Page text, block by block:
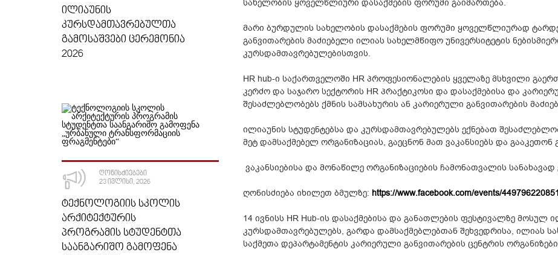
ᲘᲚᲘᲐᲣᲜᲘᲡ
ᲙᲣᲠᲡᲓᲐᲛᲗᲐᲕᲠᲔᲑᲣᲚᲗᲐ
ᲒᲐᲛᲝᲡᲐᲨᲕᲔᲑᲘ ᲪᲔᲠᲔᲛᲝᲜᲘᲐ
2026
ᲦᲝᲜᲘᲡᲫᲘᲔᲑᲔᲑᲘ
23 ᲘᲕᲚᲘᲡᲘ, 2026
ᲢᲔᲥᲜᲝᲚᲝᲒᲘᲘᲡ ᲡᲙᲝᲚᲘᲡ
ᲐᲠᲥᲘᲢᲔᲥᲢᲣᲠᲘᲡ
ᲞᲠᲝᲒᲠᲐᲛᲘᲡ ᲡᲢᲣᲓᲔᲜᲢᲗᲐ
ᲡᲐᲐᲜᲒᲐᲠᲘᲨᲝ ᲒᲐᲛᲝᲤᲔᲜᲐ
სახელობის ყოველწლიური დასაქმების ფორუმი გაიმართება.
მარი ბურდულის სახელობის დასაქმების ფორუმი ყოველწლიურად
განვითარების მაძიებელი ილიას სახელმწიფო უნივერსიტეტის
კურსდამთავრებულებისთვის.
HR hub-ი საქართველოში HR პროფესიონალების ყველაზე მსხვილი
კერძო და საჯარო სექტორის HR პრაქტიკოსი და დასაქმებისა და
შესაძლებლობებს ქმნის სამსახურის ან კარიერული განვითარების
ილიაუნის სტუდენტებსა და კურსდამთავრებულებს ექნებათ
მეტ დამსაქმებელ ორგანიზაციას, გაეცნონ მათ ვაკანსიებს და გააკეთონ
ვაკანსიებისა და მონაწილე ორგანიზაციების ჩამონათვალის
ღონისძიება იხილეთ ბმულზე: https://www.facebook.com/events/
14 ივნისს HR Hub-ის დასაქმებისა და განათლების ფესტივალზე მოსულ
კურსდამთავრებულებს, გარდა დამსაქმებლებთან შეხვედრისა, ილიას
საქმეთა დეპარტამენტის კარიერული განვითარების ცენტრის